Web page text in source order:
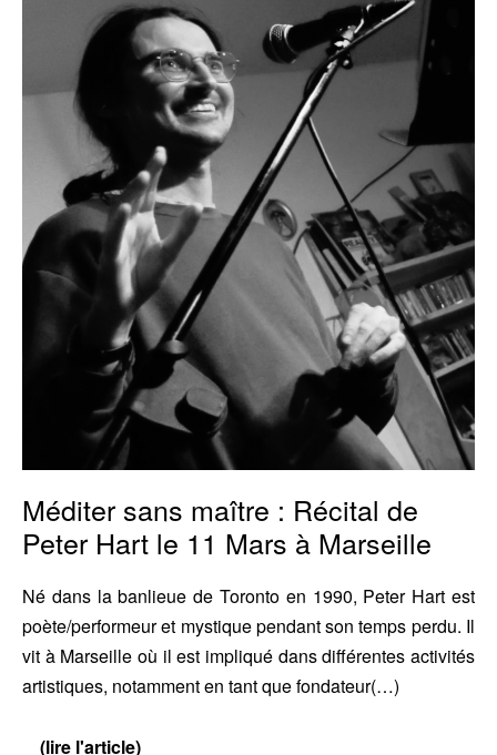
Longchamp
à
Lyon
Récital
11
Mars
Méditer sans maître : Récital de
Peter Hart le 11 Mars à Marseille
Né dans la banlieue de Toronto en 1990, Peter Hart est
poète/performeur et mystique pendant son temps perdu. Il
vit à Marseille où il est impliqué dans différentes activités
artistiques, notamment en tant que fondateur(…)
(lire l'article)